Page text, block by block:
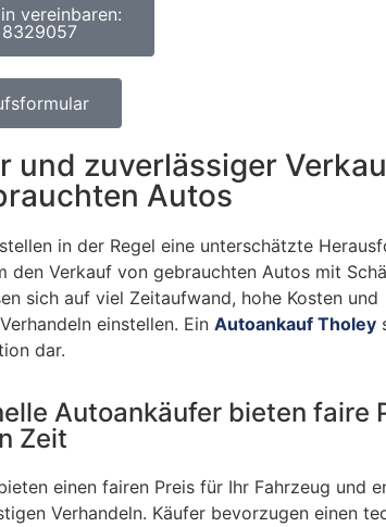
vereinbaren:
8329057
und zuverlässiger
Autos
in der Regel eine unterschätzte
den Verkauf von gebrauchten Autos mit
sich auf viel Zeitaufwand, hohe Kosten und
einstellen. Ein Autoankauf Tholey
dar.
Autoankäufer bieten faire
Zeit
einen fairen Preis für Ihr Fahrzeug und
Verhandeln. Käufer bevorzugen einen